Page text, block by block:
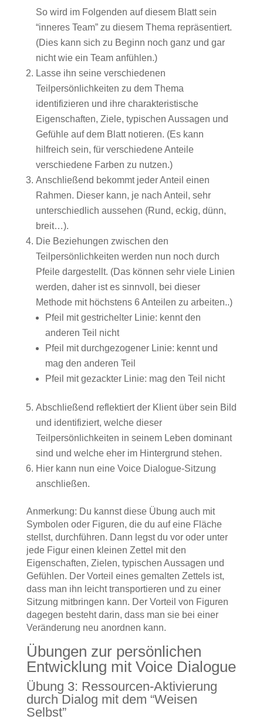
So wird im Folgenden auf diesem Blatt sein
“inneres Team” zu diesem Thema repräsentiert.
(Dies kann sich zu Beginn noch ganz und gar
nicht wie ein Team anfühlen.)
Lasse ihn seine verschiedenen
Teilpersönlichkeiten zu dem Thema
identifizieren und ihre charakteristische
Eigenschaften, Ziele, typischen Aussagen und
Gefühle auf dem Blatt notieren. (Es kann
hilfreich sein, für verschiedene Anteile
verschiedene Farben zu nutzen.)
Anschließend bekommt jeder Anteil einen
Rahmen. Dieser kann, je nach Anteil, sehr
unterschiedlich aussehen (Rund, eckig, dünn,
breit…).
Die Beziehungen zwischen den
Teilpersönlichkeiten werden nun noch durch
Pfeile dargestellt. (Das können sehr viele Linien
werden, daher ist es sinnvoll, bei dieser
Methode mit höchstens 6 Anteilen zu arbeiten..)
Pfeil mit gestrichelter Linie: kennt den
anderen Teil nicht
Pfeil mit durchgezogener Linie: kennt und
mag den anderen Teil
Pfeil mit gezackter Linie: mag den Teil nicht
Abschließend reflektiert der Klient über sein Bild
und identifiziert, welche dieser
Teilpersönlichkeiten in seinem Leben dominant
sind und welche eher im Hintergrund stehen.
Hier kann nun eine Voice Dialogue-Sitzung
anschließen.
Anmerkung: Du kannst diese Übung auch mit
Symbolen oder Figuren, die du auf eine Fläche
stellst, durchführen. Dann legst du vor oder unter
jede Figur einen kleinen Zettel mit den
Eigenschaften, Zielen, typischen Aussagen und
Gefühlen. Der Vorteil eines gemalten Zettels ist,
dass man ihn leicht transportieren und zu einer
Sitzung mitbringen kann. Der Vorteil von Figuren
dagegen besteht darin, dass man sie bei einer
Veränderung neu anordnen kann.
Übungen zur persönlichen
Entwicklung mit Voice Dialogue
Übung 3: Ressourcen-Aktivierung
durch Dialog mit dem “Weisen
Selbst”